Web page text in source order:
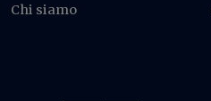
Chi siamo